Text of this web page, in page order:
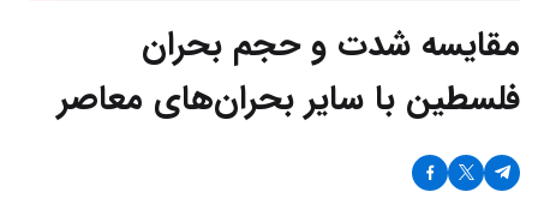
مقایسه شدت و حجم بحران
فلسطین با سایر بحران‌های معاصر